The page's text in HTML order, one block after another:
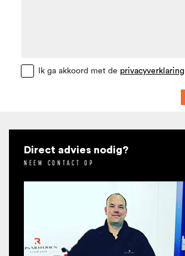
Ik ga akkoord met de privacyverklaring
Direct advies nodig?
NEEM CONTACT OP